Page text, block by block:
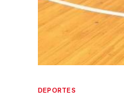
DEPORTES